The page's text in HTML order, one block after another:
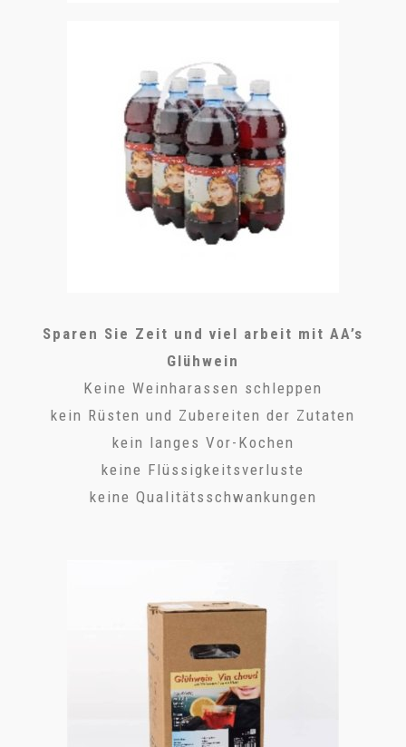
Sparen Sie Zeit und viel arbeit mit AA’s
Glühwein
Keine Weinharassen schleppen
kein Rüsten und Zubereiten der Zutaten
kein langes Vor-Kochen
keine Flüssigkeitsverluste
keine Qualitätsschwankungen